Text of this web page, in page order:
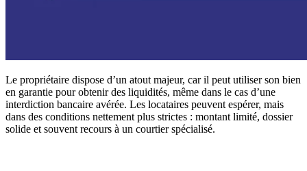
Le propriétaire dispose d’un atout majeur, car il peut utiliser son bien
en garantie pour obtenir des liquidités, même dans le cas d’une
interdiction bancaire avérée. Les locataires peuvent espérer, mais
dans des conditions nettement plus strictes : montant limité, dossier
solide et souvent recours à un courtier spécialisé.